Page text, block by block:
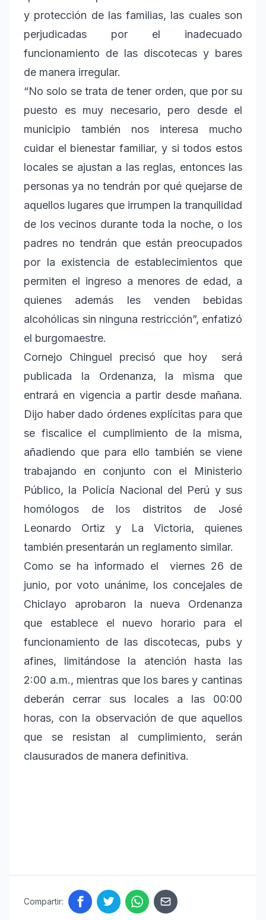
y protección de las familias, las cuales son
perjudicadas por el inadecuado
funcionamiento de las discotecas y bares
de manera irregular.
“No solo se trata de tener orden, que por su
puesto es muy necesario, pero desde el
municipio también nos interesa mucho
cuidar el bienestar familiar, y si todos estos
locales se ajustan a las reglas, entonces las
personas ya no tendrán por qué quejarse de
aquellos lugares que irrumpen la tranquilidad
de los vecinos durante toda la noche, o los
padres no tendrán que están preocupados
por la existencia de establecimientos que
permiten el ingreso a menores de edad, a
quienes además les venden bebidas
alcohólicas sin ninguna restricción”, enfatizó
el burgomaestre.
Cornejo Chinguel precisó que hoy será
publicada la Ordenanza, la misma que
entrará en vigencia a partir desde mañana.
Dijo haber dado órdenes explícitas para que
se fiscalice el cumplimiento de la misma,
añadiendo que para ello también se viene
trabajando en conjunto con el Ministerio
Público, la Policía Nacional del Perú y sus
homólogos de los distritos de José
Leonardo Ortiz y La Victoria, quienes
también presentarán un reglamento similar.
Como se ha informado el viernes 26 de
junio, por voto unánime, los concejales de
Chiclayo aprobaron la nueva Ordenanza
que establece el nuevo horario para el
funcionamiento de las discotecas, pubs y
afines, limitándose la atención hasta las
2:00 a.m., mientras que los bares y cantinas
deberán cerrar sus locales a las 00:00
horas, con la observación de que aquellos
que se resistan al cumplimiento, serán
clausurados de manera definitiva.
Compartir: